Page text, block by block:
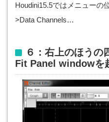
Houdini15.5ではメニューの
>Data Channels…
６：右上のほうの
Fit Panel windowを